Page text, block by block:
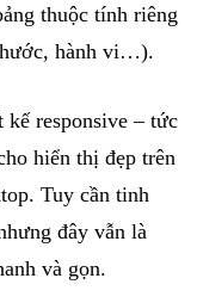
thuộc tính riêng
, hành vi…).
kếresponsive – tức
hiển thị đẹp trên
Tuy cần tinh
đây vẫn là
và gọn.